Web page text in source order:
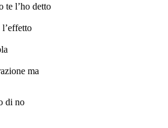
te l’ho detto
ma
di no